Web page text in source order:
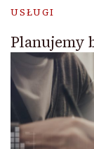
USŁUGI
Planujemy